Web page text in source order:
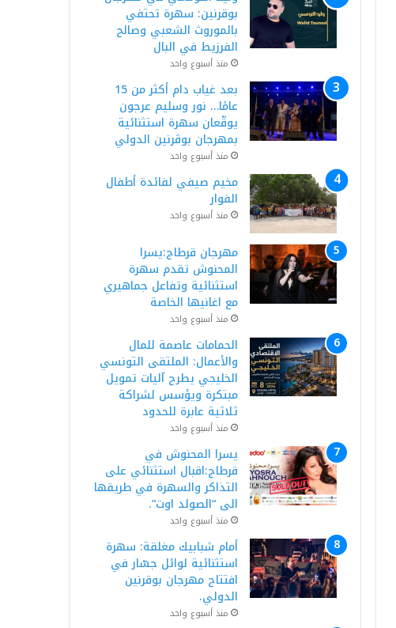
بوقرنين: سهرة تحتفي
بالموروث الشعبي وصالح
الفرزيط في البال
منذ أسبوع واحد
بعد غياب دام أكثر من 15
عامًا… نور وسليم عرجون
يوقّعان سهرة استثنائية
بمهرجان بوڨرنين الدولي
منذ أسبوع واحد
مخيم صيفي لفائدة أطفال
الفوار
منذ أسبوع واحد
مهرجان قرطاج:يسرا
المحنوش تقدم سهرة
استثنائية وتفاعل جماهيري
مع اغانيها الخاصة
منذ أسبوع واحد
الحمامات عاصمة للمال
والأعمال: الملتقى التونسي
الخليجي يطرح آليات تمويل
مبتكرة ويؤسس لشراكة
ثلاثية عابرة للحدود
منذ أسبوع واحد
يسرا المحنوش في
قرطاج:اقبال استثنائي على
التذاكر والسهرة في طريقها
الى “الصولد اوت”.
منذ أسبوع واحد
أمام شبابيك مغلقة: سهرة
استثنائية لوائل جسّار في
افتتاح مهرجان بوقرنين
الدولي.
منذ أسبوع واحد